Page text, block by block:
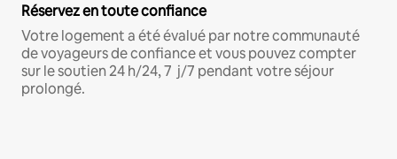
Réservez en toute confiance
Votre logement a été évalué par notre communauté
de voyageurs de confiance et vous pouvez compter
sur le soutien 24 h/24, 7 j/7 pendant votre séjour
prolongé.